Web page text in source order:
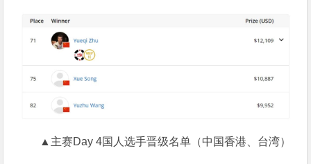
▲主赛Day 4国人选手晋级名单（中国香港、台湾）